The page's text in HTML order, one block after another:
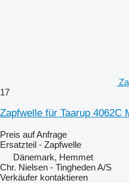
17
Zapfwelle für Taarup 4062C
Preis auf Anfrage
Ersatzteil - Zapfwelle
Dänemark, Hemmet
Chr. Nielsen - Tingheden A/S
Verkäufer kontaktieren